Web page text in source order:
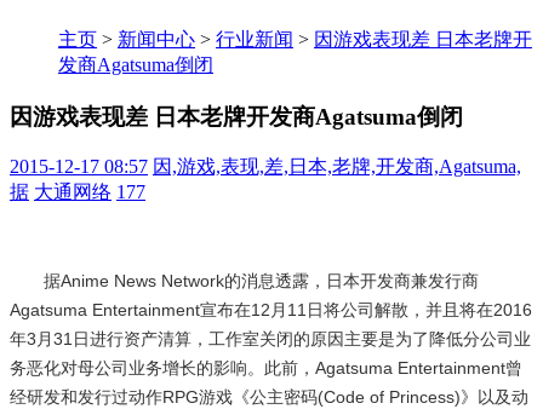
主页 > 新闻中心 > 行业新闻 > 因游戏表现差 日本老牌开
发商Agatsuma倒闭
因游戏表现差 日本老牌开发商Agatsuma倒闭
2015-12-17 08:57 因,游戏,表现,差,日本,老牌,开发商,Agatsuma,
据 大通网络 177
据Anime News Network的消息透露，日本开发商兼发行商
Agatsuma Entertainment宣布在12月11日将公司解散，并且将在2016
年3月31日进行资产清算，工作室关闭的原因主要是为了降低分公司业
务恶化对母公司业务增长的影响。此前，Agatsuma Entertainment曾
经研发和发行过动作RPG游戏《公主密码(Code of Princess)》以及动